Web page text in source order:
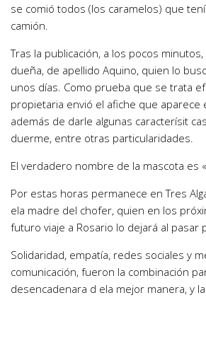
se comió todos (los caramelos) que
camión.
Tras la publicación, a los pocos
dueña, de apellido Aquino, quien lo
unos días. Como prueba que se trata
propietaria envió el afiche que aparece
además de darle algunas caracterísit
duerme, entre otras particularidades.
El verdadero nombre de la mascota es
Por estas horas permanece en Tres
ela madre del chofer, quien en los
futuro viaje a Rosario lo dejará al pasar
Solidaridad, empatía, redes sociales y
comunicación, fueron la combinación
desencadenara d ela mejor manera, y